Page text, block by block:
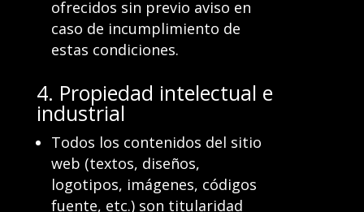
ofrecidos sin previo aviso en
caso de incumplimiento de
estas condiciones.
4. Propiedad intelectual e
industrial
Todos los contenidos del sitio
web (textos, diseños,
logotipos, imágenes, códigos
fuente, etc.) son titularidad